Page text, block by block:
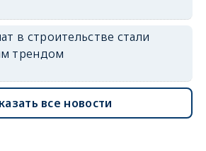
в строительстве стали
трендом
все новости